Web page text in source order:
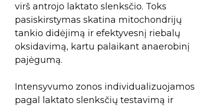
virš antrojo laktato slenksčio. Toks
pasiskirstymas skatina mitochondrijų
tankio didėjimą ir efektyvesnį riebalų
oksidavimą, kartu palaikant anaerobinį
pajėgumą.
Intensyvumo zonos individualizuojamos
pagal laktato slenksčių testavimą ir